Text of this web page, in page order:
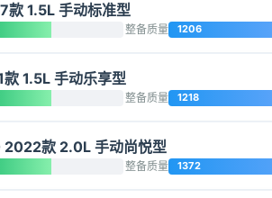
1.5L 手动标准型
整备质量 1206
1.5L 手动乐享型
整备质量 1218
款 2.0L 手动尚悦型
整备质量 1372